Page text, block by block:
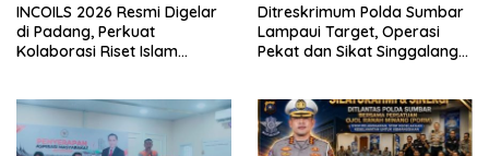
INCOILS 2026 Resmi Digelar
di Padang, Perkuat
Kolaborasi Riset Islam
Ditreskrimum Polda Sumbar
Lampaui Target, Operasi
Pekat dan Sikat Singgalang